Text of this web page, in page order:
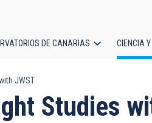
DE CANARIAS CIENCIA
JWST
Studies